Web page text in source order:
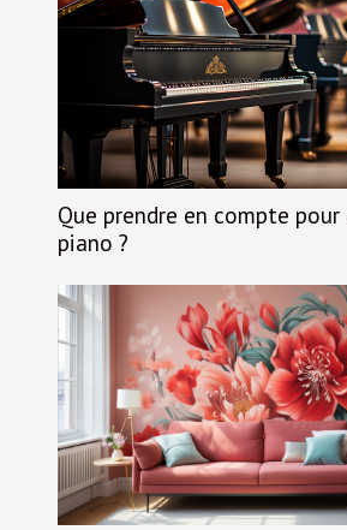
Que prendre en compte
piano ?